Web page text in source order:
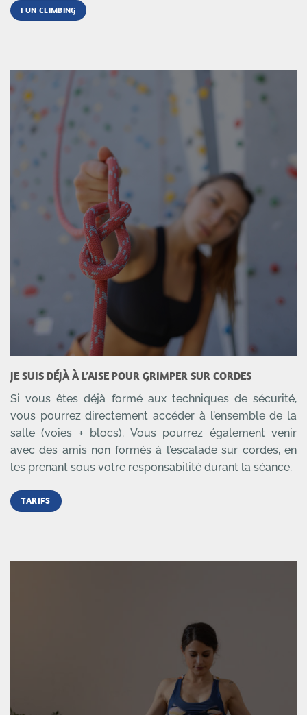
FUN CLIMBING
JE SUIS DÉJÀ À L’AISE POUR GRIMPER SUR CORDES
Si vous êtes déjà formé aux techniques de sécurité,
vous pourrez directement accéder à l’ensemble de la
salle (voies + blocs). Vous pourrez également venir
avec des amis non formés à l’escalade sur cordes, en
les prenant sous votre responsabilité durant la séance.
TARIFS